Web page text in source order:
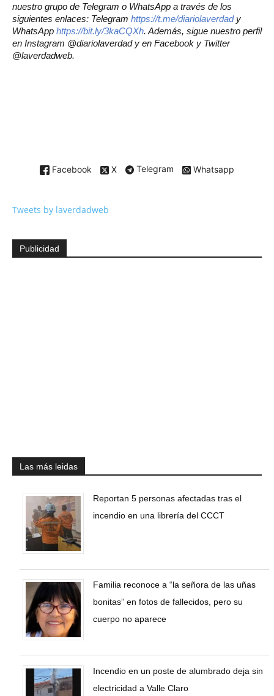
nuestro grupo de Telegram o WhatsApp a través de los
siguientes enlaces: Telegram https://t.me/diariolaverdad y
WhatsApp https://bit.ly/3kaCQXh. Además, sigue nuestro perfil
en Instagram @diariolaverdad y en Facebook y Twitter
@laverdadweb.
Facebook X Telegram Whatsapp
Tweets by laverdadweb
Publicidad
Las más leidas
Reportan 5 personas afectadas tras el
incendio en una librería del CCCT
Familia reconoce a “la señora de las uñas
bonitas” en fotos de fallecidos, pero su
cuerpo no aparece
Incendio en un poste de alumbrado deja sin
electricidad a Valle Claro